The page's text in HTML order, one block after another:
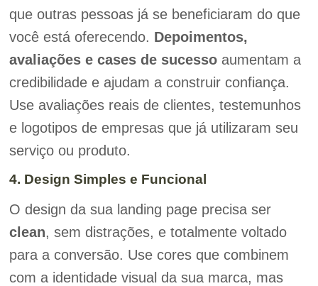
que outras pessoas já se beneficiaram do que
você está oferecendo. Depoimentos,
avaliações e cases de sucessoaumentam a
credibilidade e ajudam a construir confiança.
Use avaliações reais de clientes, testemunhos
e logotipos de empresas que já utilizaram seu
serviço ou produto.
4. Design Simples e Funcional
O design da sua landing page precisa ser
clean, sem distrações, e totalmente voltado
para a conversão. Use cores que combinem
com a identidade visual da sua marca, mas